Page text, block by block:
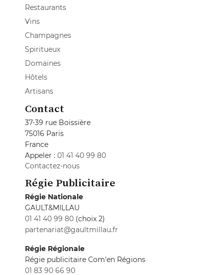
Restaurants
Vins
Champagnes
Spiritueux
Domaines
Hôtels
Artisans
Contact
37-39 rue Boissière
75016 Paris
France
Appeler : 01 41 40 99 80
Contactez-nous
Régie Publicitaire
Régie Nationale
GAULT&MILLAU
01 41 40 99 80 (choix 2)
partenariat@gaultmillau.fr
Régie Régionale
Régie publicitaire Com'en Régions
01 83 90 66 90